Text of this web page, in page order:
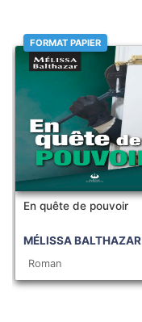
FORMAT PAPIER
En quête de pouvoir
MÉLISSA BALTHAZAR
Roman